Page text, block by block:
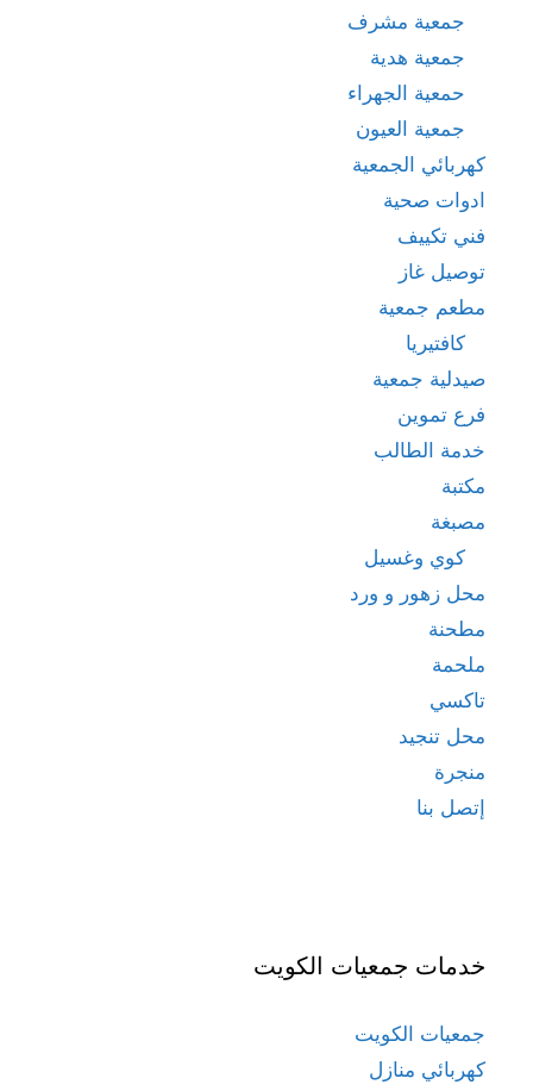
جمعية مشرف
جمعية هدية
حمعية الجهراء
جمعية العيون
كهربائي الجمعية
ادوات صحية
فني تكييف
توصيل غاز
مطعم جمعية
كافتيريا
صيدلية جمعية
فرع تموين
خدمة الطالب
مكتبة
مصبغة
كوي وغسيل
محل زهور و ورد
مطحنة
ملحمة
تاكسي
محل تنجيد
منجرة
إتصل بنا
خدمات جمعيات الكويت
جمعيات الكويت
كهربائي منازل